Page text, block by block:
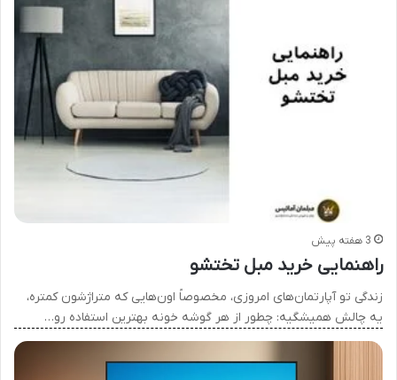
3 هفته پیش
راهنمایی خرید مبل تختشو
زندگی تو آپارتمان‌های امروزی، مخصوصاً اون‌هایی که متراژشون کمتره،
یه چالش همیشگیه: چطور از هر گوشه خونه بهترین استفاده رو…